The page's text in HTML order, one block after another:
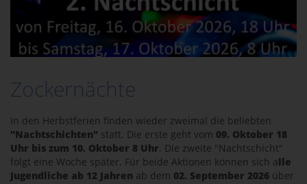
Zockernächte
In den Herbstferien finden wieder zweimal die beliebten
"Nachtschichten" statt. Die erste geht vom 09. Oktober 18
Uhr bis zum 10. Oktober 8 Uhr. Die zweite "Nachtschicht"
folgt eine Woche später. Für beide Aktionen können sich alle
Jugendliche ab 12 Jahren ab dem 02. September 2026 über